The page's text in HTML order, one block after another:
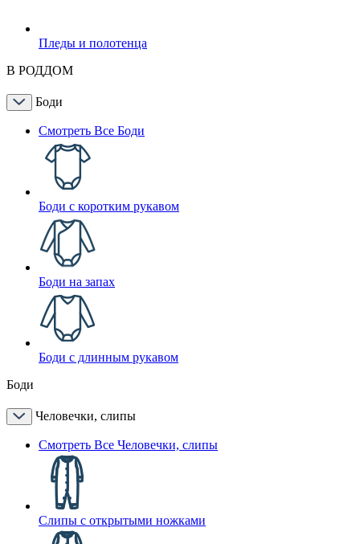
Пледы и полотенца
В РОДДОМ
Боди
Смотреть Все Боди
Боди с коротким рукавом
Боди на запах
Боди с длинным рукавом
Боди
Человечки, слипы
Смотреть Все Человечки, слипы
Слипы с открытыми ножками